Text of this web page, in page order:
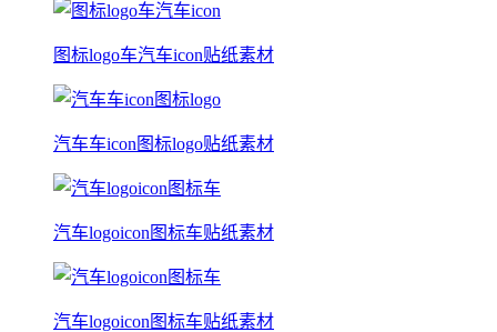
图标logo车汽车icon贴纸素材
汽车车icon图标logo贴纸素材
汽车logoicon图标车贴纸素材
汽车logoicon图标车贴纸素材